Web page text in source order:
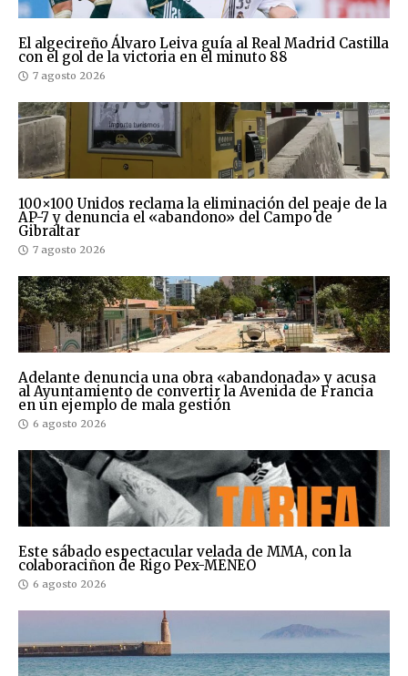
El algecireño Álvaro Leiva guía al Real Madrid Castilla
con el gol de la victoria en el minuto 88
7 agosto 2026
100×100 Unidos reclama la eliminación del peaje de la
AP-7 y denuncia el «abandono» del Campo de
Gibraltar
7 agosto 2026
Adelante denuncia una obra «abandonada» y acusa
al Ayuntamiento de convertir la Avenida de Francia
en un ejemplo de mala gestión
6 agosto 2026
Este sábado espectacular velada de MMA, con la
colaboraciñon de Rigo Pex-MENEO
6 agosto 2026